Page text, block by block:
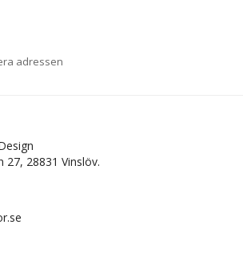
adressen
27, 28831 Vinslöv.